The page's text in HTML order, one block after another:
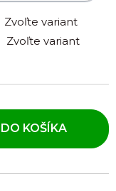
Zvoľte variant
Zvoľte variant
DO KOŠÍKA